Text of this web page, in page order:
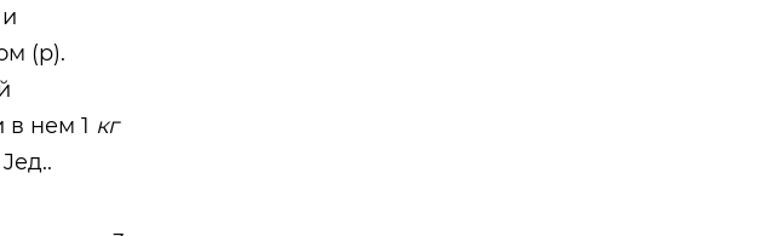
(p).
в нем 1 кг